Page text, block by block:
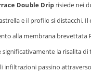
Double Drip risiede nei
e il profilo si distacchi.
alla membrana brevettata
la risalita
passino